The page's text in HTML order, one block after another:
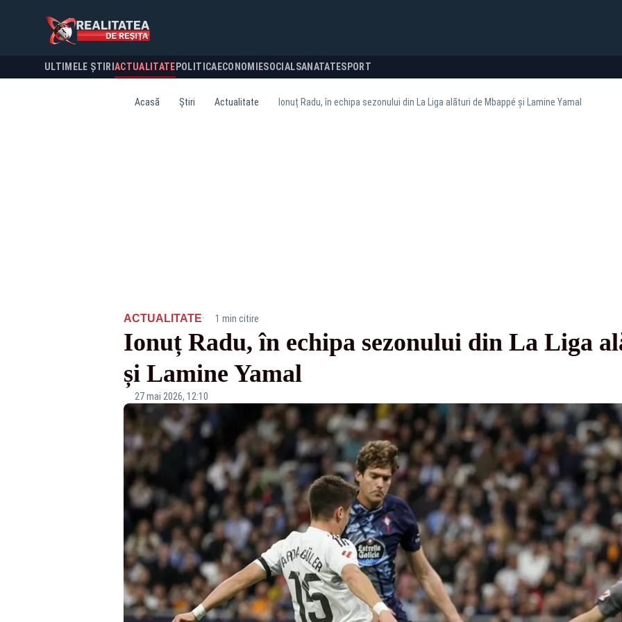
ULTIMELE ȘTIRI ACTUALITATE POLITICA ECONOMIESOCIALSANATATESPORT
Acasă Știri Actualitate Ionuț Radu, în echipa sezonului din La Liga alături de Mbappé și Lamine Yamal
ACTUALITATE· 1 min citire
Ionuț Radu, în echipa sezonului din La Liga
și Lamine Yamal
27 mai 2026, 12:10